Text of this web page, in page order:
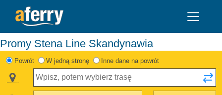
Promy Stena Line Skandynawia
Powrót W jedną stronę Inne dane na powrót